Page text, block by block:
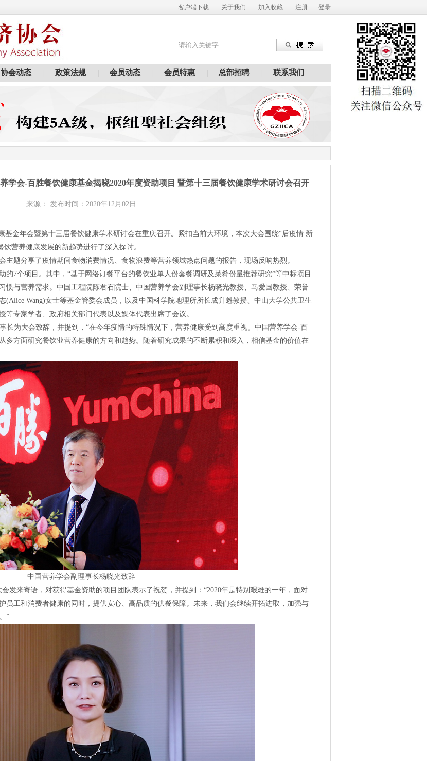
客户端下载 关于我们 加入收藏 注册 登录
协会动态 政策法规 会员动态 会员特惠 总部招聘 联系我们
学会-百胜餐饮健康基金揭晓2020年度资助项目 暨第十三届餐饮健康学术研讨会召开
来源： 发布时间：2020年12月02日
基金年会暨第十三届餐饮健康学术研讨会在重庆召开。 紧扣当前大环境，本次大会围绕“后疫情 新
营养健康发展的新趋势进行了深入探讨。
主题分享了疫情期间食物消费情况、食物浪费等营养领域热点问题的报告，现场反响热烈。
的7个项目。其中，“基于网络订餐平台的餐饮业单人份套餐调研及菜肴份量推荐研究”等中标项目
惯与营养需求。中国工程院陈君石院士、中国营养学会副理事长杨晓光教授、马爱国教授、荣誉
(Alice Wang)女士等基金管委会成员，以及中国科学院地理所所长成升魁教授、中山大学公共卫生
等专家学者、政府相关部门代表以及媒体代表出席了会议。
长为大会致辞，并提到，“在今年疫情的特殊情况下，营养健康受到高度重视。中国营养学会-百
多方面研究餐饮业营养健康的方向和趋势。随着研究成果的不断累积和深入，相信基金的价值在
中国营养学会副理事长杨晓光致辞
会发来寄语，对获得基金资助的项目团队表示了祝贺，并提到：“2020年是特别艰难的一年，面对
员工和消费者健康的同时，提供安心、高品质的供餐保障。未来，我们会继续开拓进取，加强与
”